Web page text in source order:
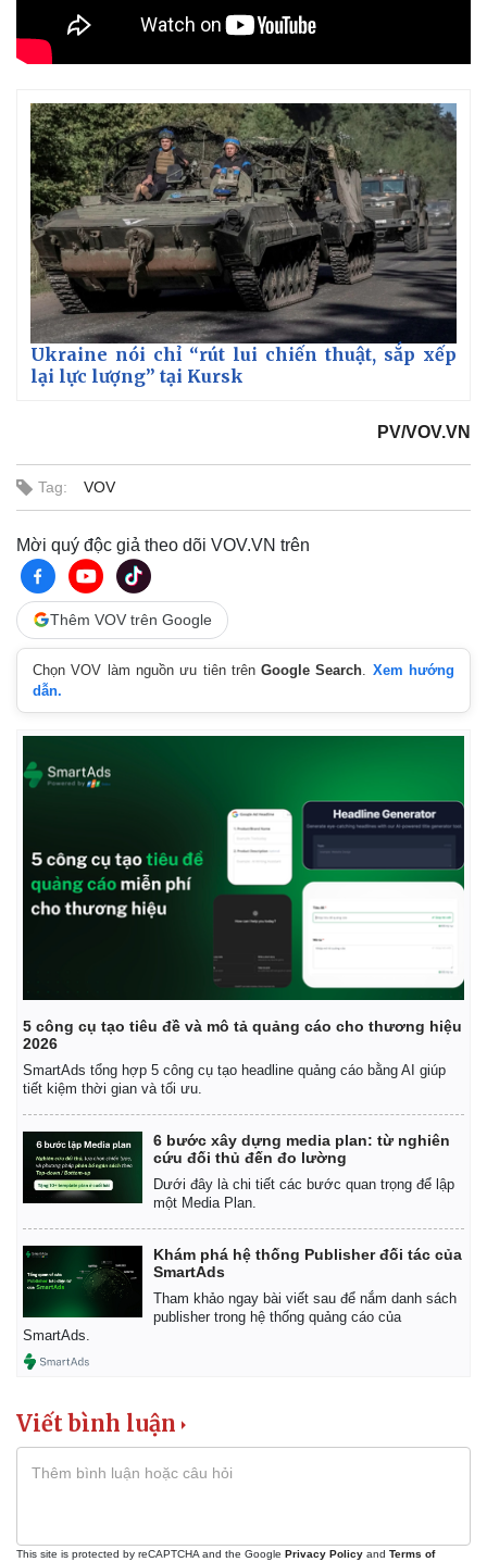
Thế giới
Quan sát
Cuộc sống đó đây
Hồ sơ
Multimedia
Ảnh
E-Magazine
Infographic
Ukraine nói chỉ “rút lui chiến thuật, sắp xếp
lại lực lượng” tại Kursk
PV/VOV.VN
Tag: VOV
Mời quý độc giả theo dõi VOV.VN trên
Thêm VOV trên Google
Chọn VOV làm nguồn ưu tiên trênGoogle Search
Xem hướng
dẫn.
5 công cụ tạo tiêu đề và mô tả quảng cáo cho thương hiệu
2026
SmartAds tổng hợp 5 công cụ tạo headline quảng cáo bằng AI giúp
tiết kiệm thời gian và tối ưu.
6 bước xây dựng media plan: từ nghiên
cứu đối thủ đến đo lường
Dưới đây là chi tiết các bước quan trọng để lập
một Media Plan.
Khám phá hệ thống Publisher đối tác của
SmartAds
Tham khảo ngay bài viết sau để nắm danh sách
publisher trong hệ thống quảng cáo của
SmartAds.
Viết bình luận
This site is protected by reCAPTCHA and the Google Privacy Policy and Terms of